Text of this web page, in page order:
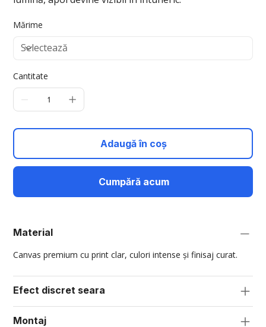
Mărime
Cantitate
Adaugă în coș
Cumpără acum
Material
Canvas premium cu print clar, culori intense și finisaj curat.
Efect discret seara
Montaj